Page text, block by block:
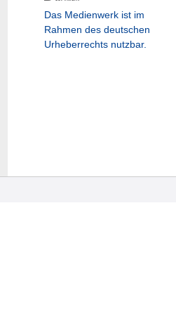
Das Medienwerk ist im
Rahmen des deutschen
Urheberrechts nutzbar.